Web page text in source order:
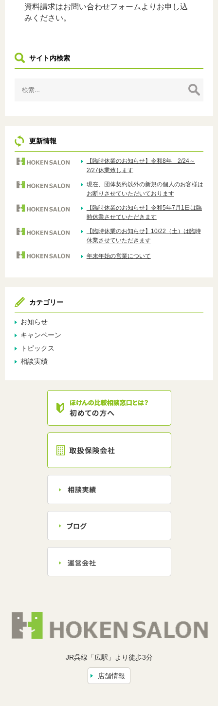
資料請求はお問い合わせフォーム よりお申し込
みください。
サイト内検索
索:
更新情報
【臨時休業のお知らせ】令和8年 2/24～
2/27休業致します
現在、団体契約以外の新規の個人のお客様は
お断りさせていただいております
【臨時休業のお知らせ】令和5年7月1日は臨
時休業させていただきます
【臨時休業のお知らせ】10/22（土）は臨時
休業させていただきます
年末年始の営業について
カテゴリー
お知らせ
キャンペーン
トピックス
相談実績
JR呉線「広駅」より徒歩3分
店舗情報